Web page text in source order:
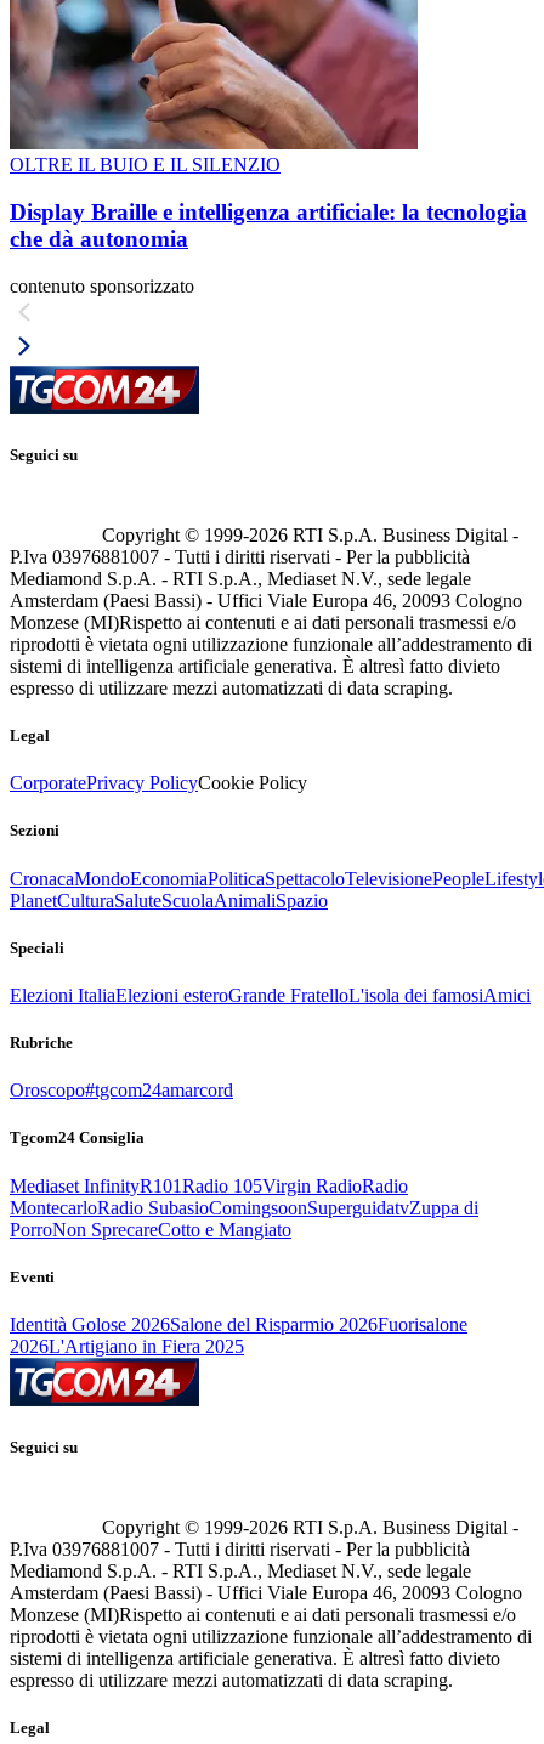
OLTRE IL BUIO E IL SILENZIO
Display Braille e intelligenza artificiale: la tecnologia
che dà autonomia
contenuto sponsorizzato
Seguici su
Copyright © 1999-2026 RTI S.p.A. Business Digital -
P.Iva 03976881007 - Tutti i diritti riservati - Per la pubblicità
Mediamond S.p.A. - RTI S.p.A., Mediaset N.V., sede legale
Amsterdam (Paesi Bassi) - Uffici Viale Europa 46, 20093 Cologno
Monzese (MI)Rispetto ai contenuti e ai dati personali trasmessi e/o
riprodotti è vietata ogni utilizzazione funzionale all’addestramento di
sistemi di intelligenza artificiale generativa. È altresì fatto divieto
espresso di utilizzare mezzi automatizzati di data scraping.
Legal
CorporatePrivacy PolicyCookie Policy
Sezioni
CronacaMondoEconomiaPoliticaSpettacoloTelevisionePeople
PlanetCulturaSaluteScuolaAnimaliSpazio
Speciali
Elezioni ItaliaElezioni esteroGrande FratelloL'isola dei famosiAmici
Rubriche
Oroscopo#tgcom24amarcord
Tgcom24 Consiglia
Mediaset InfinityR101Radio 105Virgin RadioRadio
MontecarloRadio SubasioComingsoonSuperguidatvZuppa di
PorroNon SprecareCotto e Mangiato
Eventi
Identità Golose 2026Salone del Risparmio 2026Fuorisalone
2026L'Artigiano in Fiera 2025
Seguici su
Copyright © 1999-2026 RTI S.p.A. Business Digital -
P.Iva 03976881007 - Tutti i diritti riservati - Per la pubblicità
Mediamond S.p.A. - RTI S.p.A., Mediaset N.V., sede legale
Amsterdam (Paesi Bassi) - Uffici Viale Europa 46, 20093 Cologno
Monzese (MI)Rispetto ai contenuti e ai dati personali trasmessi e/o
riprodotti è vietata ogni utilizzazione funzionale all’addestramento di
sistemi di intelligenza artificiale generativa. È altresì fatto divieto
espresso di utilizzare mezzi automatizzati di data scraping.
Legal